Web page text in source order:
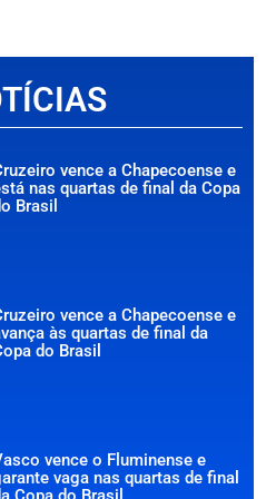
vence a Chapecoense e
nas quartas de final da Copa
Brasil
vence a Chapecoense e
às quartas de final da
do Brasil
vence o Fluminense e
vaga nas quartas de final